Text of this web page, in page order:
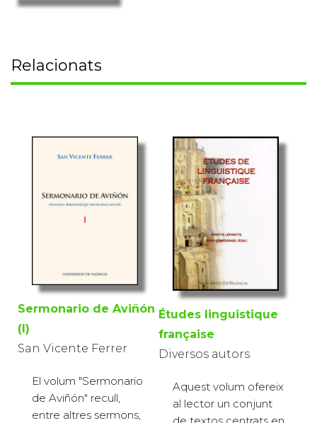
Relacionats
Sermonario de Aviñón
(I)
San Vicente Ferrer
El volum "Sermonario
de Aviñón" recull,
entre altres sermons,
Études linguistique
française
Diversos autors
Aquest volum ofereix
al lector un conjunt